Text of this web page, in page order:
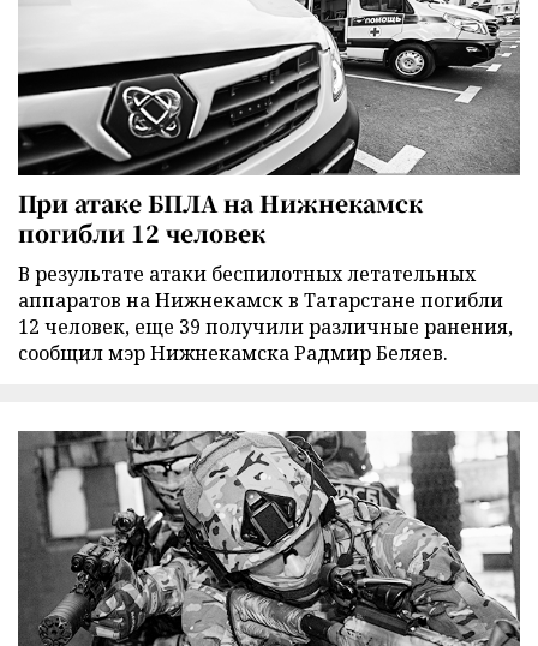
При атаке БПЛА на Нижнекамск
погибли 12 человек
В результате атаки беспилотных летательных
аппаратов на Нижнекамск в Татарстане погибли
12 человек, еще 39 получили различные ранения,
сообщил мэр Нижнекамска Радмир Беляев.